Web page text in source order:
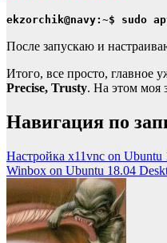
ekzorchik@navy:~$
После запускаю и
Итого, все просто, главное
Precise, Trusty. На этом моя
Навигация по
Настройка x11vnc on Ubuntu
Winbox on Ubuntu 18.04